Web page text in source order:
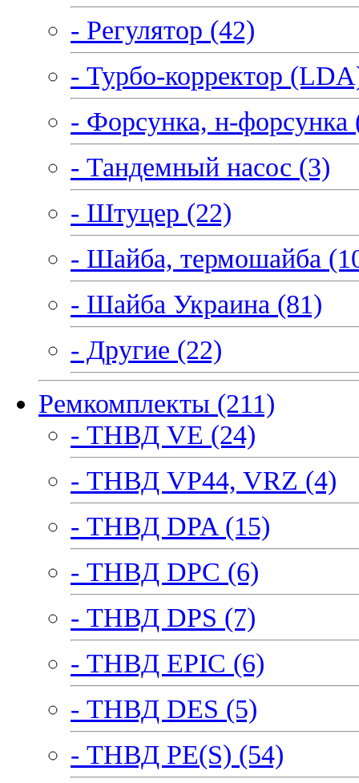
- Регулятор (42)
- Турбо-корректор
- Форсунка, н-форсунка
- Тандемный насос (3)
- Штуцер (22)
- Шайба, термошайба
- Шайба Украина (81)
- Другие (22)
Ремкомплекты (211)
- ТНВД VE (24)
- ТНВД VP44, VRZ (4)
- ТНВД DPA (15)
- ТНВД DPC (6)
- ТНВД DPS (7)
- ТНВД EPIC (6)
- ТНВД DES (5)
- ТНВД PE(S) (54)